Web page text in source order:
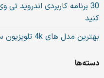
30 برنامه کاربردی اندروید
کنید
بهترین مدل های 4k تلویزیون سونی
دسته‌ها